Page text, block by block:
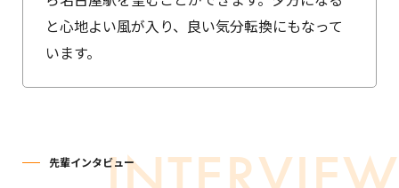
と心地よい風が入り、良い気分転換にもなって
います。
先輩インタビュー